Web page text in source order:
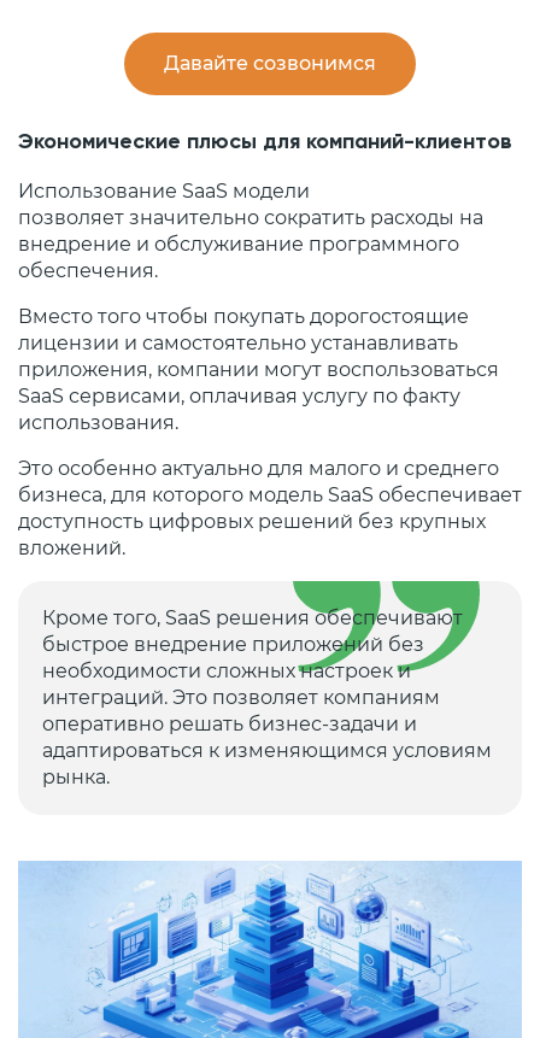
Давайте созвонимся
Экономические плюсы для компаний-клиентов
Использование SaaS модели
позволяет значительно сократить расходы на
внедрение и обслуживание программного
обеспечения.
Вместо того чтобы покупать дорогостоящие
лицензии и самостоятельно устанавливать
приложения, компании могут воспользоваться
SaaS сервисами, оплачивая услугу по факту
использования.
Это особенно актуально для малого и среднего
бизнеса, для которого модель SaaS обеспечивает
доступность цифровых решений без крупных
вложений.
Кроме того, SaaS решения обеспечивают
быстрое внедрение приложений без
необходимости сложных настроек и
интеграций. Это позволяет компаниям
оперативно решать бизнес-задачи и
адаптироваться к изменяющимся условиям
рынка.